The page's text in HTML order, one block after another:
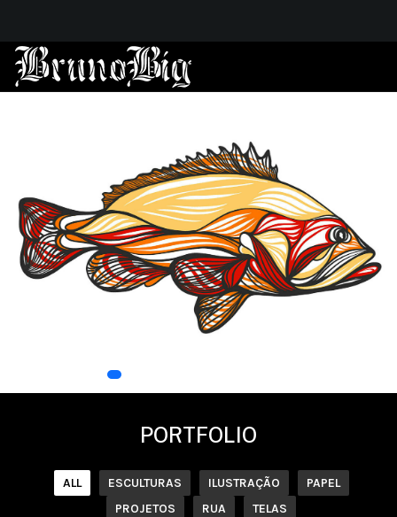
ILUSTRAÇÃO
PORTFOLIO
ALL ESCULTURAS ILUSTRAÇÃO
PAPEL
PROJETOS
RUA TELAS